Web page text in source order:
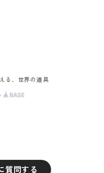
質問する
る、世界の道具